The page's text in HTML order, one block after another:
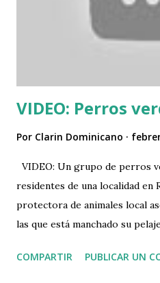
VIDEO: Perros
Por Clarin Dominicano
VIDEO: Un grupo de perros
residentes de una localidad en
protectora de animales local
las que está manchado su
grupo de perros callejeros de
COMPARTIR PUBLICAR UN